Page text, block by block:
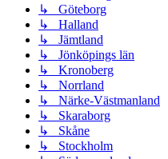
↳ Göteborg
↳ Halland
↳ Jämtland
↳ Jönköpings län
↳ Kronoberg
↳ Norrland
↳ Närke-Västmanland
↳ Skaraborg
↳ Skåne
↳ Stockholm